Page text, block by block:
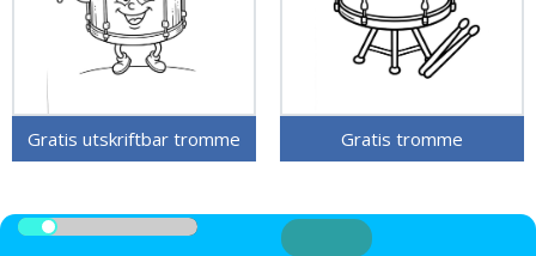
Gratis utskriftbar tromme Gratis tromme